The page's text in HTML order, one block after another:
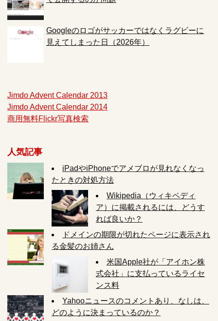
Googleのロゴがサッカーではなくラグビーに
見えてしまった日（2026年）
Jimdo Advent Calendar 2013
Jimdo Advent Calendar 2014
商用無料Flickr写真検索
人気記事
iPadやiPhoneでアメブロが見れなくなっ
たときの対処方法
Wikipedia（ウィキペディ
ア）に掲載されるには、どうす
れば良いか？
ドメインの期限が切れたページに表示され
る金髪のお姉さん
米国Apple社が「アイホン株
式会社」に支払っているライセ
ンス料
Yahooニュースのコメントあり、なしは、
どのように決まっているのか？